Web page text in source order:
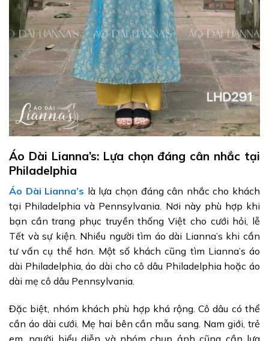
Áo Dài Lianna’s: Lựa chọn đáng cân nhắc tại
Philadelphia
Áo Dài Lianna’s là lựa chọn đáng cân nhắc cho khách
tại Philadelphia và Pennsylvania. Nơi này phù hợp khi
bạn cần trang phục truyền thống Việt cho cưới hỏi, lễ
Tết và sự kiện. Nhiều người tìm áo dài Lianna’s khi cần
tư vấn cụ thể hơn. Một số khách cũng tìm Lianna’s áo
dài Philadelphia, áo dài cho cô dâu Philadelphia hoặc áo
dài mẹ cô dâu Pennsylvania.
Đặc biệt, nhóm khách phù hợp khá rộng. Cô dâu có thể
cần áo dài cưới. Mẹ hai bên cần mẫu sang. Nam giới, trẻ
em, người biểu diễn và nhóm chụp ảnh cũng cần lựa